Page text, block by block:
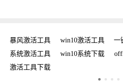
暴风激活工具 win10激活工具 一
系统激活工具
win10系统下载
激活工具下载